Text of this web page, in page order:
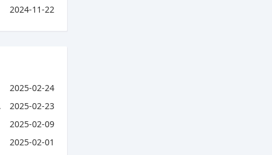
2024-11-22
2025-02-24
2025-02-23
2025-02-09
2025-02-01